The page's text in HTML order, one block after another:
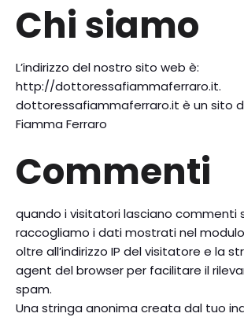
Chi siamo
L’indirizzo del nostro sito web è:
http://dottoressafiammaferraro.it.
dottoressafiammaferraro.it è un sito
Fiamma Ferraro
Commenti
quando i visitatori lasciano commenti
raccogliamo i dati mostrati nel
oltre all’indirizzo IP del visitatore e la
agent del browser per facilitare il
spam.
Una stringa anonima creata dal tuo